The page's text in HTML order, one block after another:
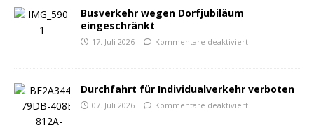
Busverkehr wegen Dorfjubiläum
eingeschränkt
17. Juli 2026 Kommentare deaktiviert
Durchfahrt für Individualverkehr verboten
07. Juli 2026 Kommentare deaktiviert